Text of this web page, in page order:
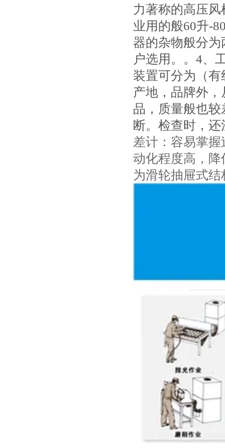
力著称的高压
业用的般60升-
器的杂物般分
户选用。。4、
装置可分为（
产地，品牌外
品，质量般也
断。检查时，
差计：容易掌
动化程度高，
为滑轮抽屉式